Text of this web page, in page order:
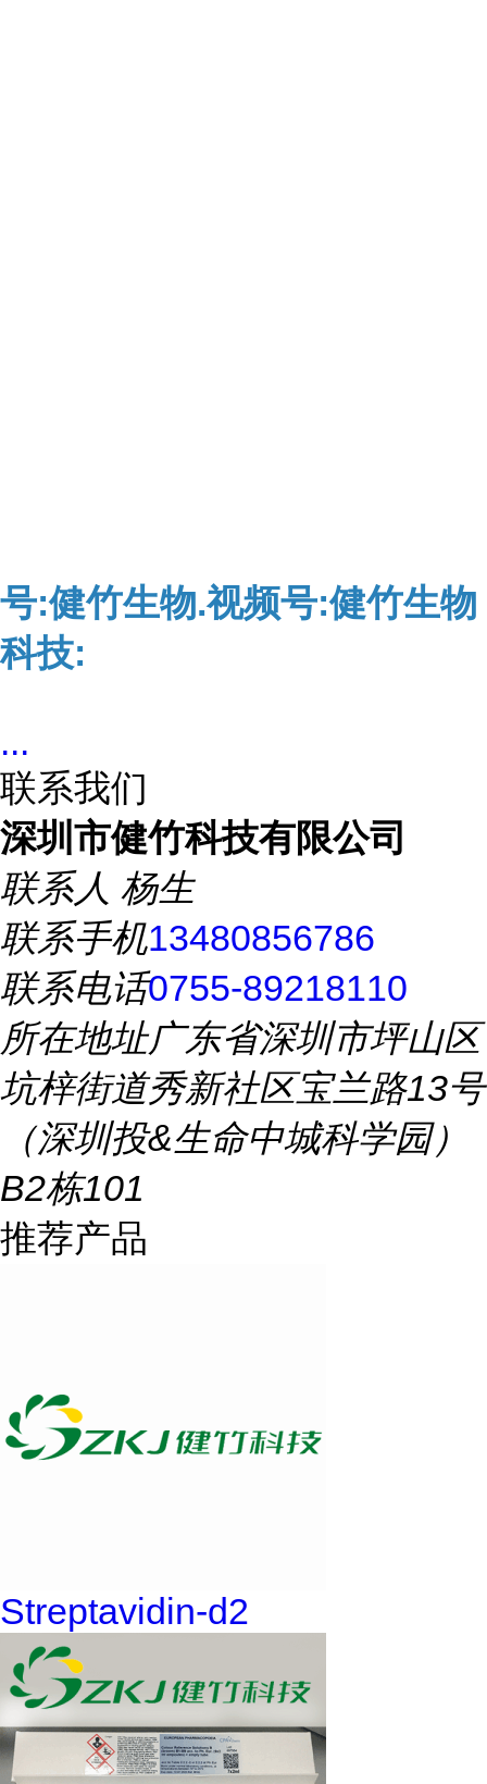
号:健竹生物.视频号:健竹生物
科技:
...
联系我们
深圳市健竹科技有限公司
联系人 杨生
联系手机13480856786
联系电话0755-89218110
所在地址广东省深圳市坪山区
坑梓街道秀新社区宝兰路13号
（深圳投&生命中城科学园）
B2栋101
推荐产品
Streptavidin-d2